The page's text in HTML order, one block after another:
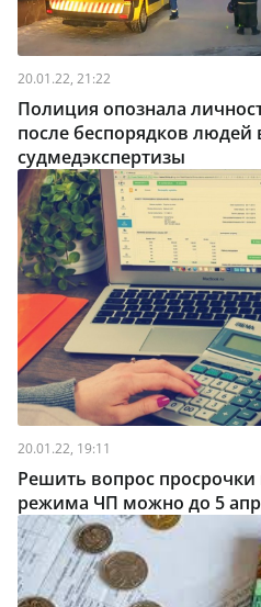
20.01.22, 21:22
Полиция опознала
после беспорядков
судмедэкспертизы
20.01.22, 19:11
Решить вопрос просрочки
режима ЧП можно до 5